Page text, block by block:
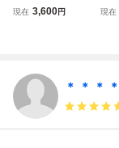
XIフラッグス シェ
現在 3,600円
XI
現在
＊ ＊ ＊